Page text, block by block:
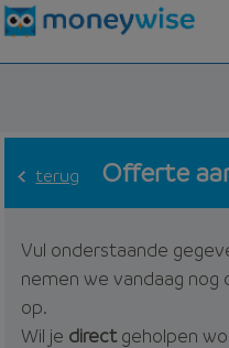
terug Offerte
Vul onderstaande
nemen we vandaag
op.
Wil je directgeholpen